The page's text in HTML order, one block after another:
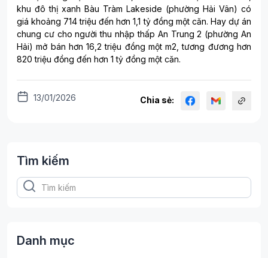
khu đô thị xanh Bàu Tràm Lakeside (phường Hải Vân) có
giá khoảng 714 triệu đến hơn 1,1 tỷ đồng một căn. Hay dự án
chung cư cho người thu nhập thấp An Trung 2 (phường An
Hải) mở bán hơn 16,2 triệu đồng một m2, tương đương hơn
820 triệu đồng đến hơn 1 tỷ đồng một căn.
13/01/2026 Chia sẻ:
Tìm kiếm
Danh mục